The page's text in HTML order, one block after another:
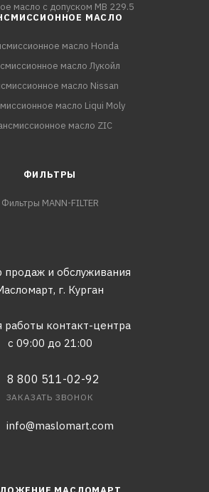
масло с допуском MB 229.5
МАСЛО
масло Honda
масло Лукойл
масло Nissan
масло Liqui Moly
масло ZIC
ФИЛЬТРЫ
Фильтры MANN-FILTER
продаж и обслуживания
г. Курган
работы контакт-центра
с 09:00 до 21:00
8 800 511-02-92
ЗАКАЗАТЬ ЗВОНОК
info@maslomart.com